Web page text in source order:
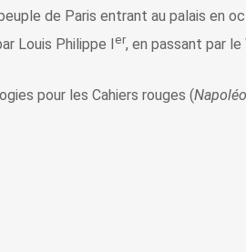
de Paris entrant au palais en
Louis Philippe Ier, en passant par
pour les Cahiers rouges (